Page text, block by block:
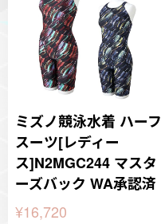
ミズノ競泳水着 ハーフ
スーツ[レディー
ス]N2MGC244 マスタ
ーズバック WA承認済
¥16,720